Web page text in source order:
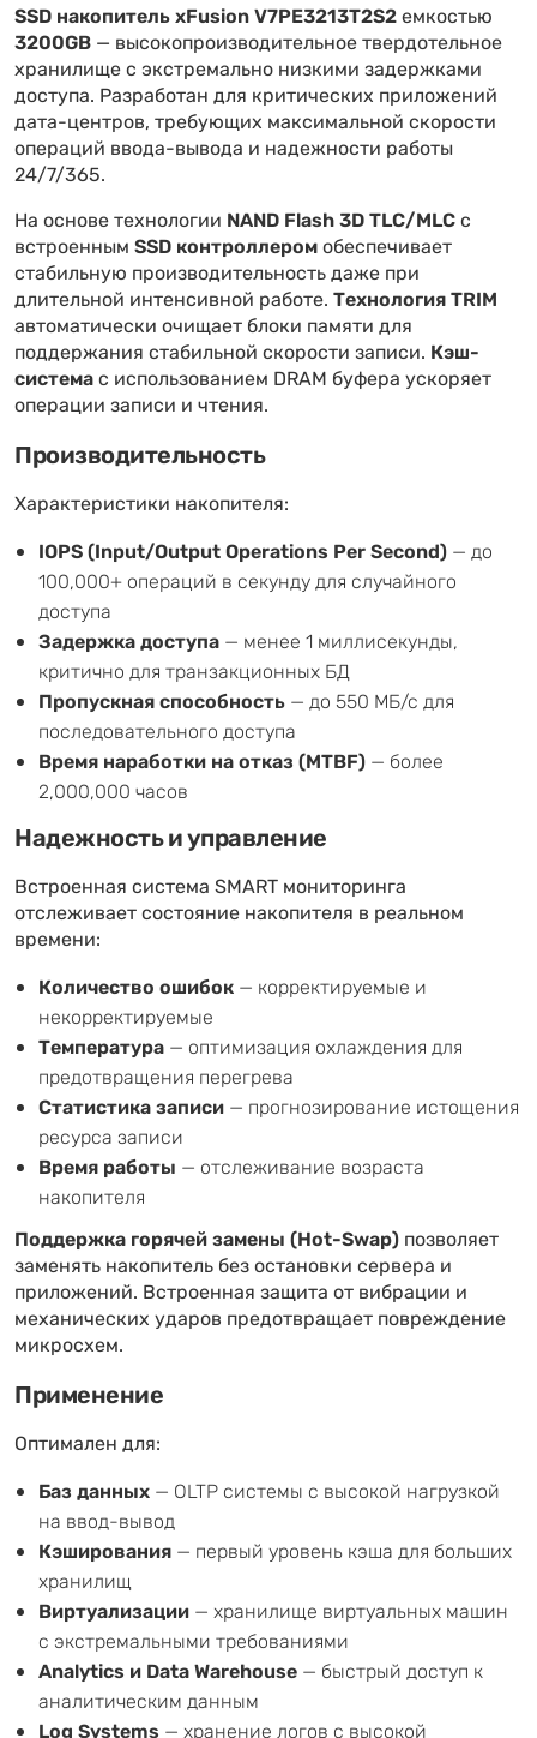
SSD накопитель xFusion V7PE3213T2S2емкостью
3200GB — высокопроизводительное твердотельное
хранилище с экстремально низкими задержками
доступа. Разработан для критических приложений
дата-центров, требующих максимальной скорости
операций ввода-вывода и надежности работы
24/7/365.
На основе технологии NAND Flash 3D TLC/MLCс
встроенным SSD контроллеромобеспечивает
стабильную производительность даже при
длительной интенсивной работе. Технология TRIM
автоматически очищает блоки памяти для
поддержания стабильной скорости записи. Кэш-
системас использованием DRAM буфера ускоряет
операции записи и чтения.
Производительность
Характеристики накопителя:
IOPS (Input/Output Operations Per Second) — до
100,000+ операций в секунду для случайного
доступа
Задержка доступа — менее 1 миллисекунды,
критично для транзакционных БД
Пропускная способность — до 550 МБ/с для
последовательного доступа
Время наработки на отказ (MTBF) — более
2,000,000 часов
Надежность и управление
Встроенная система SMART мониторинга
отслеживает состояние накопителя в реальном
времени:
Количество ошибок — корректируемые и
некорректируемые
Температура — оптимизация охлаждения для
предотвращения перегрева
Статистика записи — прогнозирование истощения
ресурса записи
Время работы — отслеживание возраста
накопителя
Поддержка горячей замены (Hot-Swap) позволяет
заменять накопитель без остановки сервера и
приложений. Встроенная защита от вибрации и
механических ударов предотвращает повреждение
микросхем.
Применение
Оптимален для:
Баз данных — OLTP системы с высокой нагрузкой
на ввод-вывод
Кэширования — первый уровень кэша для больших
хранилищ
Виртуализации — хранилище виртуальных машин
с экстремальными требованиями
Analytics и Data Warehouse — быстрый доступ к
аналитическим данным
Log Systems — хранение логов с высокой